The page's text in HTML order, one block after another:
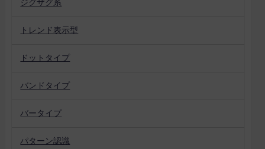
ジグザグ系
トレンド表示型
ドットタイプ
バンドタイプ
バータイプ
パターン認識